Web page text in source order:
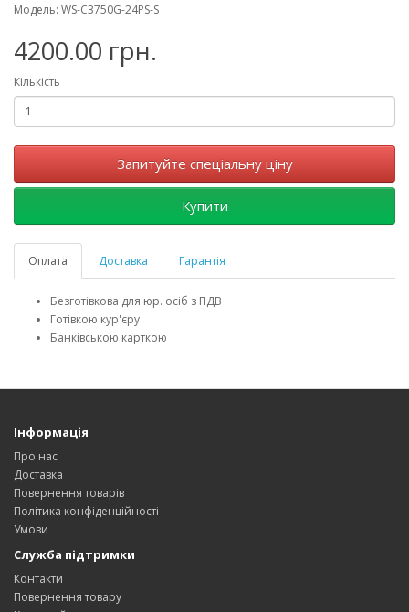
Модель: WS-C3750G-24PS-S
4200.00 грн.
Кількість
Запитуйте спеціальну ціну
Купити
Оплата Доставка Гарантія
Безготівкова для юр. осіб з ПДВ
Готівкою кур'єру
Банківською карткою
Інформація
Про нас
Доставка
Повернення товарів
Політика конфіденційності
Умови
Служба підтримки
Контакти
Повернення товару